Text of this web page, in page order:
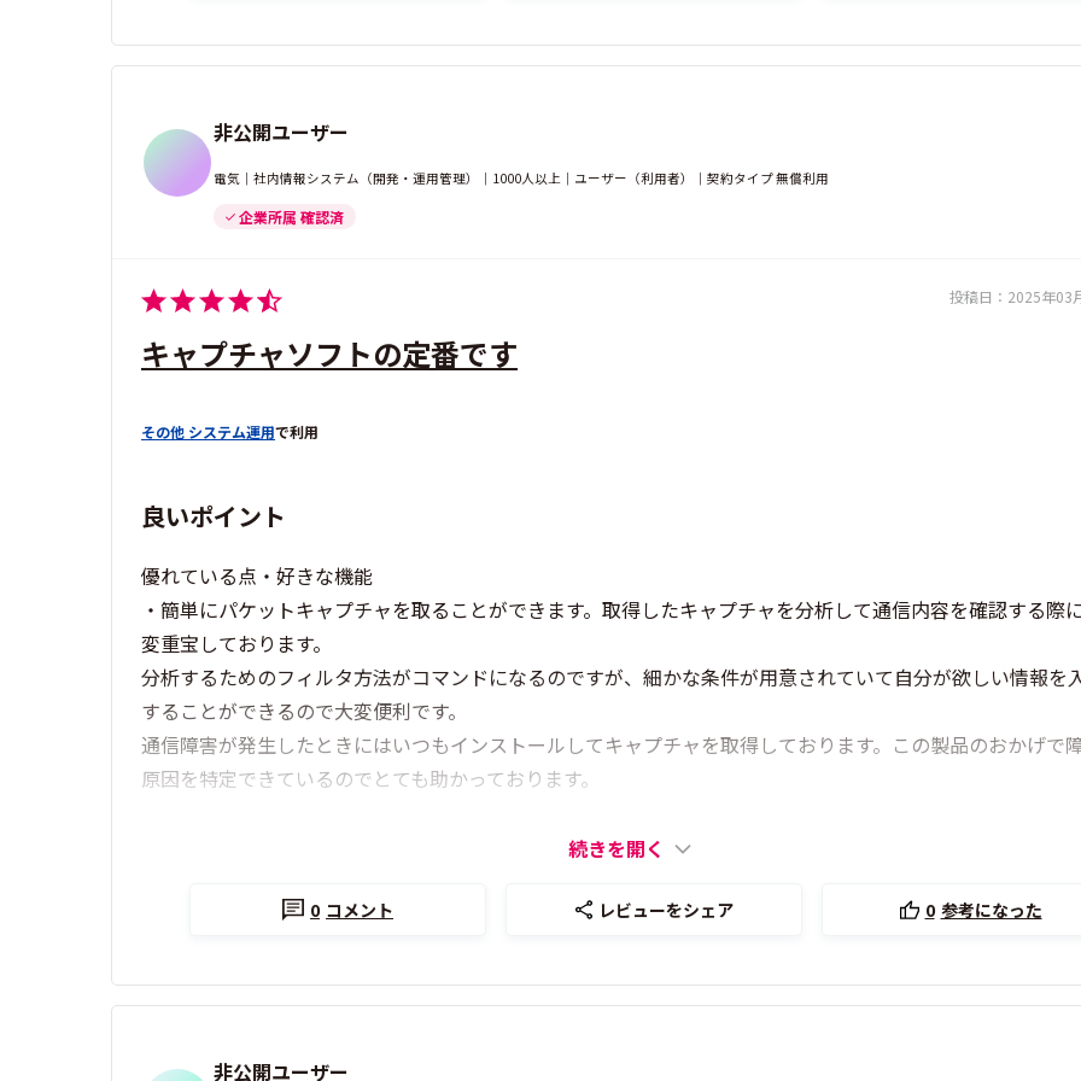
非公開ユーザー
電気｜社内情報システム（開発・運用管理）｜1000人以上｜ユーザー（利用者）｜契約タイプ 無償利用
企業所属 確認済
投稿日： 2025年03
キャプチャソフトの定番です
その他 システム運用で利用
良いポイント
優れている点・好きな機能
・簡単にパケットキャプチャを取ることができます。取得したキャプチャを分析して通信内容を確認する際
変重宝しております。
分析するためのフィルタ方法がコマンドになるのですが、細かな条件が用意されていて自分が欲しい情報を
することができるので大変便利です。
通信障害が発生したときにはいつもインストールしてキャプチャを取得しております。この製品のおかげで
原因を特定できているのでとても助かっております。
続きを開く
0 コメント レビューをシェア 0 参考になった
非公開ユーザー